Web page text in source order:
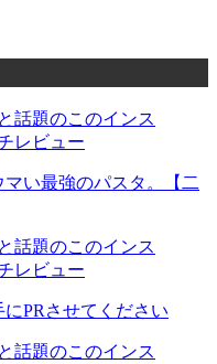
い最強のパスタ。【二
PRさせてください